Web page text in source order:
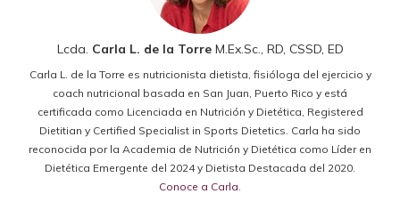
Lcda. Carla L. de la TorreM.Ex.Sc., RD, CSSD, ED
Carla L. de la Torre es nutricionista dietista, fisióloga del ejercicio y
coach nutricional basada en San Juan, Puerto Rico y está
certificada como Licenciada en Nutrición y Dietética, Registered
Dietitian y Certified Specialist in Sports Dietetics. Carla ha sido
reconocida por la Academia de Nutrición y Dietética como Líder en
Dietética Emergente del 2024 y Dietista Destacada del 2020.
Conoce a Carla.